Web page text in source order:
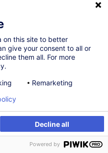
Formation sur mesure
on this site to better
give your consent to all or
them all. For more
Remarketing
Decline all
Powered by